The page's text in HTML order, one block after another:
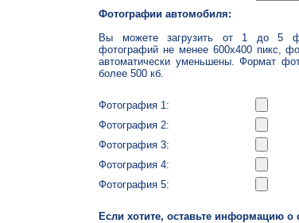
Фотографии автомобиля:
Вы можете загрузить от 1 до 5
фотографий не менее 600x400 пикс,
автоматически уменьшены. Формат
более 500 кб.
Фотография 1:
Фотография 2:
Фотография 3:
Фотография 4:
Фотография 5:
Если хотите, оставьте информацию о